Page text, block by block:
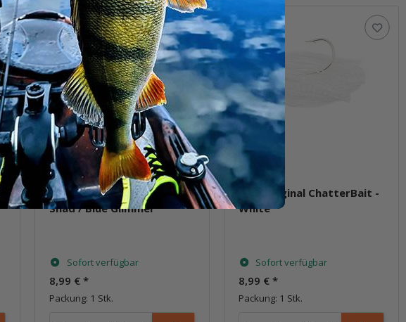
7.0g Original ChatterBait -
Shad / Blue Glimmer
Sofort verfügbar
8,99 €*
Packung: 1 Stk.
7.0g Original ChatterBait -
White
Sofort verfügbar
8,99 €*
Packung: 1 Stk.